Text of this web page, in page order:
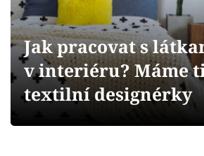
Přihlášení
Sledujte nás
Jak pracovat s
v interiéru? Máme
textilní designérky